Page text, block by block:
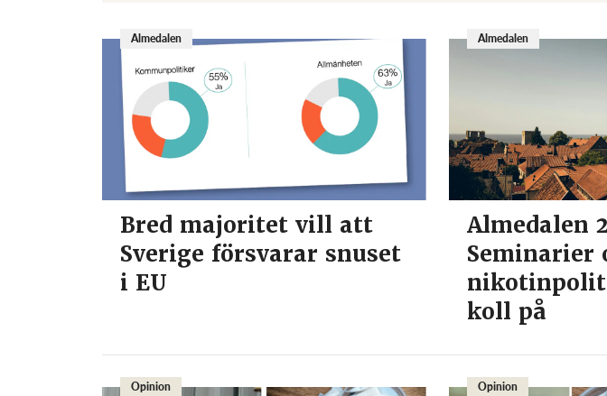
Almedalen
Bred majoritet vill att
Sverige försvarar snuset
i EU
Almedalen
Almedalen
Seminarier
koll på
Opinion Opinion